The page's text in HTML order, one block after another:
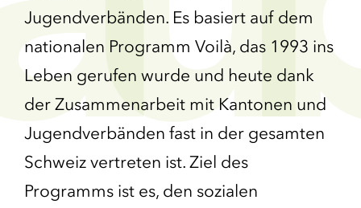
Jugendverbänden. Es basiert auf dem
nationalen Programm Voilà, das 1993 ins
Leben gerufen wurde und heute dank
der Zusammenarbeit mit Kantonen und
Jugendverbänden fast in der gesamten
Schweiz vertreten ist. Ziel des
Programms ist es, den sozialen